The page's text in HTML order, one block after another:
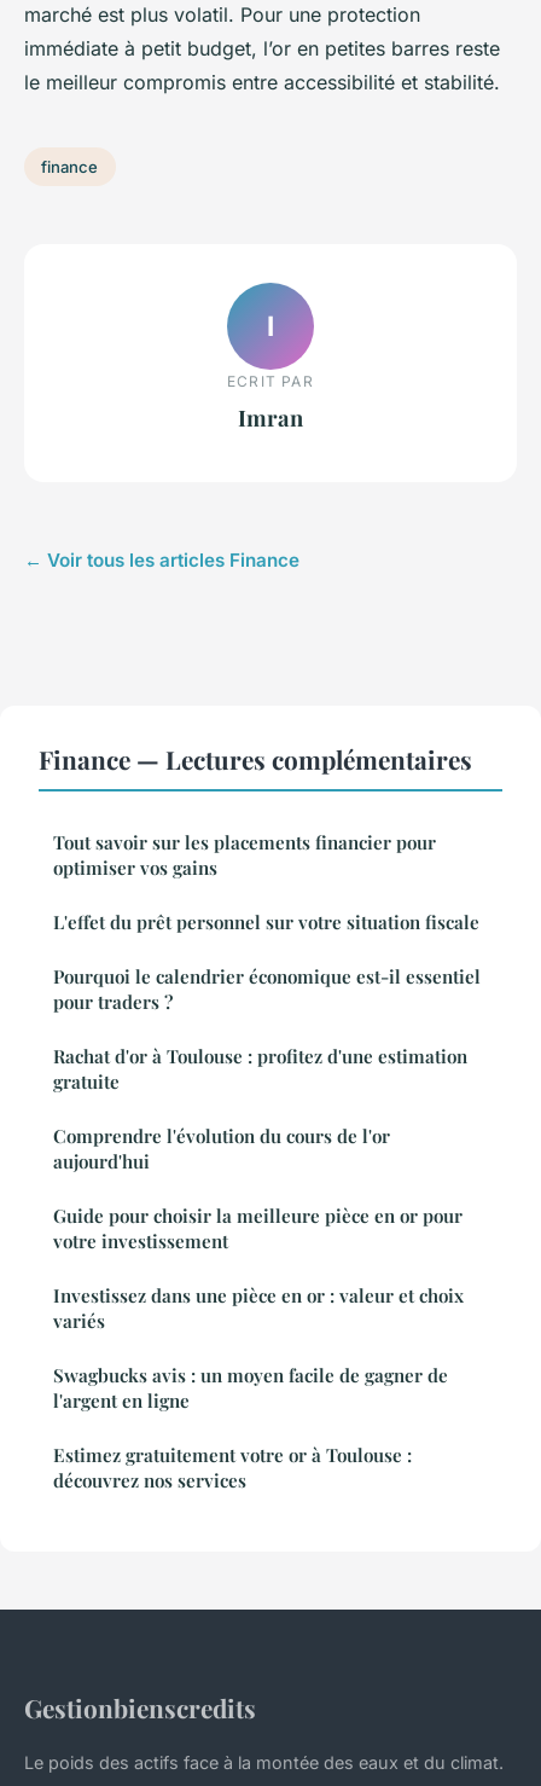
marché est plus volatil. Pour une protection
immédiate à petit budget, l’or en petites barres reste
le meilleur compromis entre accessibilité et stabilité.
finance
I
ECRIT PAR
Imran
← Voir tous les articles Finance
Finance — Lectures complémentaires
Tout savoir sur les placements financier pour
optimiser vos gains
L'effet du prêt personnel sur votre situation fiscale
Pourquoi le calendrier économique est-il essentiel
pour traders ?
Rachat d'or à Toulouse : profitez d'une estimation
gratuite
Comprendre l'évolution du cours de l'or
aujourd'hui
Guide pour choisir la meilleure pièce en or pour
votre investissement
Investissez dans une pièce en or : valeur et choix
variés
Swagbucks avis : un moyen facile de gagner de
l'argent en ligne
Estimez gratuitement votre or à Toulouse :
découvrez nos services
Gestionbienscredits
Le poids des actifs face à la montée des eaux et du climat.